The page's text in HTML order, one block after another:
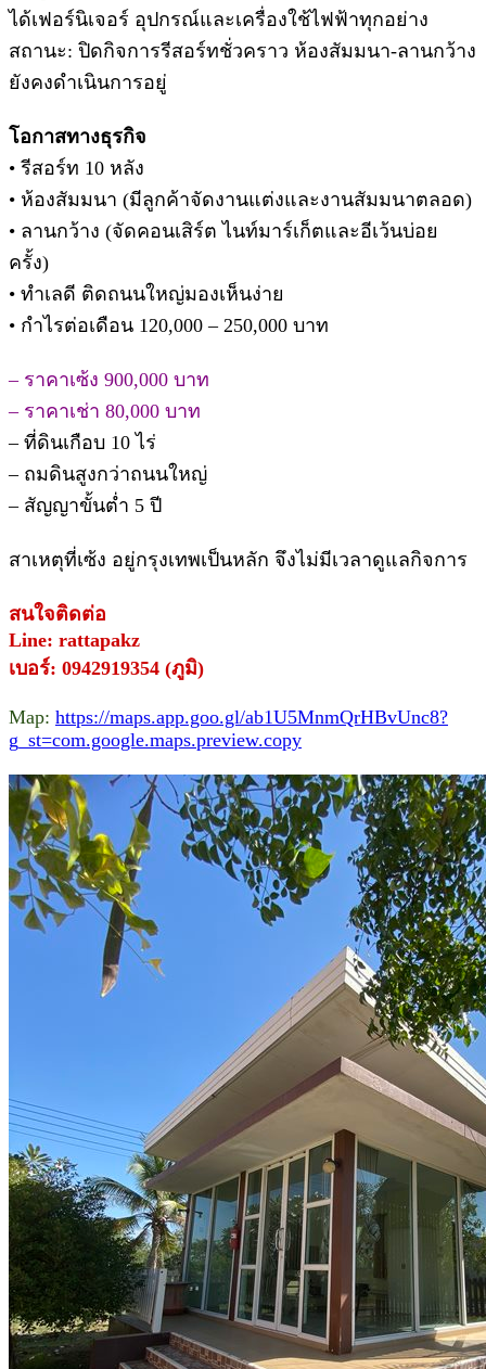
ได้เฟอร์นิเจอร์ อุปกรณ์และเครื่องใช้ไฟฟ้าทุกอย่าง
สถานะ: ปิดกิจการรีสอร์ทชั่วคราว ห้องสัมมนา-ลานกว้าง
ยังคงดำเนินการอยู่
โอกาสทางธุรกิจ
• รีสอร์ท 10 หลัง
• ห้องสัมมนา (มีลูกค้าจัดงานแต่งและงานสัมมนาตลอด)
• ลานกว้าง (จัดคอนเสิร์ต ไนท์มาร์เก็ตและอีเว้นบ่อย
ครั้ง)
• ทำเลดี ติดถนนใหญ่มองเห็นง่าย
• กำไรต่อเดือน 120,000 – 250,000 บาท
– ราคาเซ้ง 900,000 บาท
– ราคาเช่า 80,000 บาท
– ที่ดินเกือบ 10 ไร่
– ถมดินสูงกว่าถนนใหญ่
– สัญญาขั้นต่ำ 5 ปี
สาเหตุที่เซ้ง อยู่กรุงเทพเป็นหลัก จึงไม่มีเวลาดูแลกิจการ
สนใจติดต่อ
Line: rattapakz
เบอร์: 0942919354 (ภูมิ)
Map: https://maps.app.goo.gl/ab1U5MnmQrHBvUnc8?
g_st=com.google.maps.preview.copy